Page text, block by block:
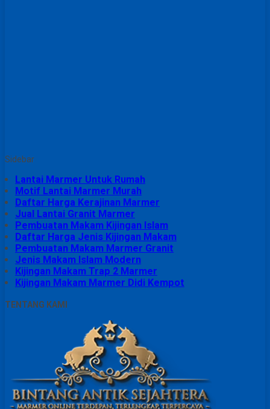
Sidebar
Lantai Marmer Untuk Rumah
Motif Lantai Marmer Murah
Daftar Harga Kerajinan Marmer
Jual Lantai Granit Marmer
Pembuatan Makam Kijingan Islam
Daftar Harga Jenis Kijingan Makam
Pembuatan Makam Marmer Granit
Jenis Makam Islam Modern
Kijingan Makam Trap 2 Marmer
Kijingan Makam Marmer Didi Kempot
TENTANG KAMI